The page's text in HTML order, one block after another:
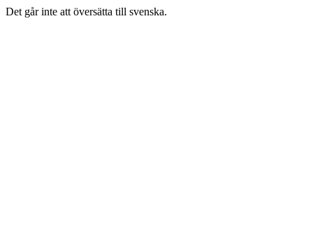
Det går inte att översätta till svenska.